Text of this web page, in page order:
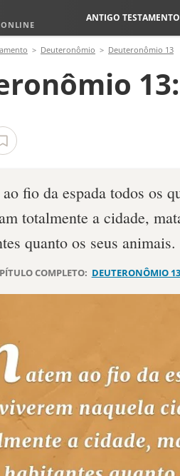
ANTIGO TESTAMENTO
Deuteronômio Deuteronômio 13
fio da espada todos os
totalmente a cidade,
quanto os seus animais.
COMPLETO: DEUTERONÔMIO 13